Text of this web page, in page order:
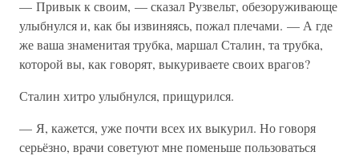
— Привык к своим, — сказал Рузвельт, обезоруживающе
улыбнулся и, как бы извиняясь, пожал плечами. — А где
же ваша знаменитая трубка, маршал Сталин, та трубка,
которой вы, как говорят, выкуриваете своих врагов?
Сталин хитро улыбнулся, прищурился.
— Я, кажется, уже почти всех их выкурил. Но говоря
серьёзно, врачи советуют мне поменьше пользоваться